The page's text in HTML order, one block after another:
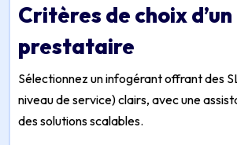
Critères de choix d’un
prestataire
Sélectionnez un infogérant offrant des
niveau de service) clairs, avec une
des solutions scalables.